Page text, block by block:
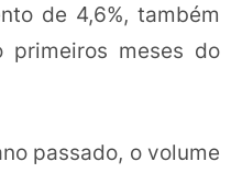
de 4,6%, também
primeiros meses do
passado, o volume